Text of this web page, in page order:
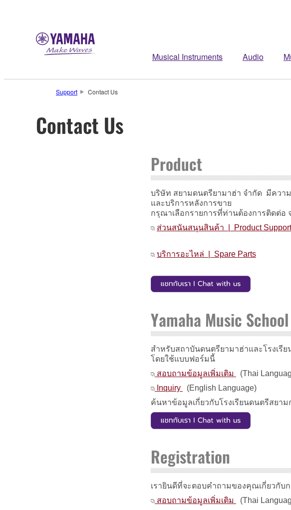
Musical Instruments Audio
Support Contact Us
Contact Us
Product
บริษัท สยามดนตรียามาฮ่า จำกัด มีควา
และบริการหลังการขาย
กรุณาเลือกรายการที่ท่านต้องการติดต่อ
ส่วนสนันสนุนสินค้า | Product Support
บริการอะไหล่ | Spare Parts
Yamaha Music School
สำหรับสถาบันดนตรียามาฮ่าและโรงเ
โดยใช้แบบฟอร์มนี้
สอบถามข้อมูลเพิ่มเติม
(Thai
Inquiry
(English Language)
ค้นหาข้อมูลเกี่ยวกับโรงเรียนดนตรีสยา
Registration
เรายินดีที่จะตอบคำถามของคุณเกี่ยวกับ
สอบถามข้อมูลเพิ่มเติม
(Thai